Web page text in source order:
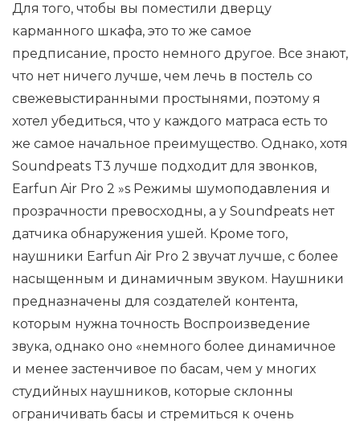
Для того, чтобы вы поместили дверцу
карманного шкафа, это то же самое
предписание, просто немного другое. Все знают,
что нет ничего лучше, чем лечь в постель со
свежевыстиранными простынями, поэтому я
хотел убедиться, что у каждого матраса есть то
же самое начальное преимущество. Однако, хотя
Soundpeats T3 лучше подходит для звонков,
Earfun Air Pro 2 »s Режимы шумоподавления и
прозрачности превосходны, а у Soundpeats нет
датчика обнаружения ушей. Кроме того,
наушники Earfun Air Pro 2 звучат лучше, с более
насыщенным и динамичным звуком. Наушники
предназначены для создателей контента,
которым нужна точность Воспроизведение
звука, однако оно «немного более динамичное
и менее застенчивое по басам, чем у многих
студийных наушников, которые склонны
ограничивать басы и стремиться к очень